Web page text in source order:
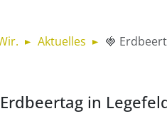
Aktuelles 🍓
in